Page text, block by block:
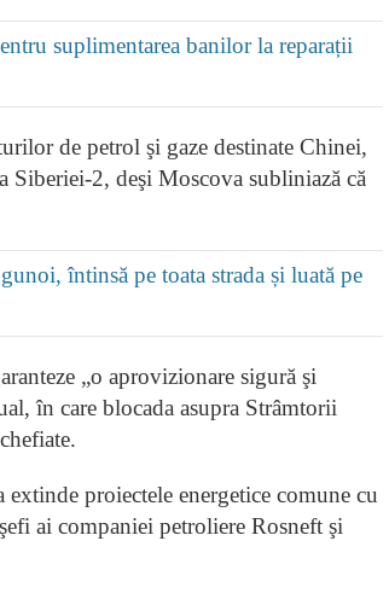
suplimentarea banilor la reparații
de petrol şi gaze destinate Chinei,
2, deşi Moscova subliniază că
întinsă pe toata strada și luată pe
„o aprovizionare sigură şi
în care blocada asupra Strâmtorii
proiectele energetice comune cu
ai companiei petroliere Rosneft şi